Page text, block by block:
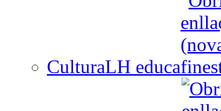
CulturaLH educa